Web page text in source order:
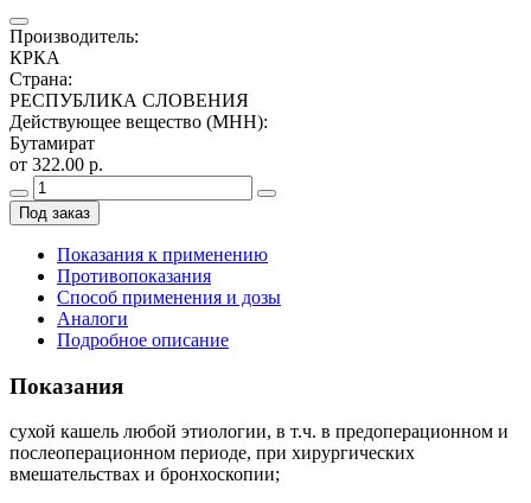
Производитель:
КРКА
Страна:
РЕСПУБЛИКА СЛОВЕНИЯ
Действующее вещество (МНН):
Бутамират
от 322.00 р.
Под заказ
Показания к применению
Противопоказания
Способ применения и дозы
Аналоги
Подробное описание
Показания
сухой кашель любой этиологии, в т.ч. в предоперационном и
послеоперационном периоде, при хирургических
вмешательствах и бронхоскопии;